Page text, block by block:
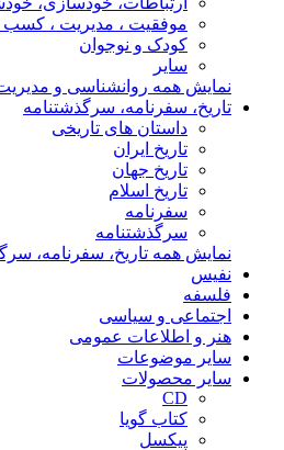
موفقیت ، مدیریت ، کسب
کودک و نوجوان
سایر
نمایش همه روانشناسی و
تاریخ، سفرنامه، سرگذشتنامه
داستان های تاریخی
تاریخ ایران
تاریخ جهان
تاریخ اسلام
سفرنامه
سرگذشتنامه
نمایش همه تاریخ، سفرنامه،
نفیس
فلسفه
اجتماعی و سیاسی
هنر و اطلاعات عمومی
سایر موضوعات
سایر محصولات
CD
کتاب گویا
پیکسل